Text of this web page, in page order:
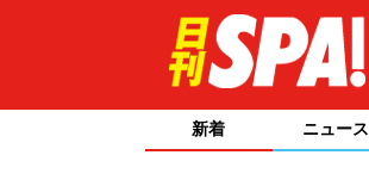
新着 ニュース